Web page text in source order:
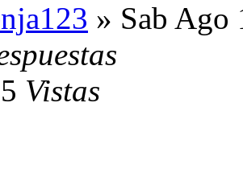
» Sab Ago
Vistas